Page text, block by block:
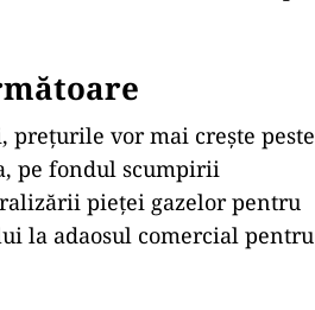
prețurile vor mai crește peste
pe fondul scumpirii
pieței gazelor pentru
la adaosul comercial pentru